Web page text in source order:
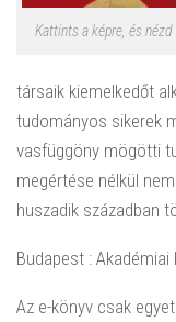
Kattints a képre, és
társaik kiemelkedőt
tudományos sikerek
vasfüggöny mögötti
megértése nélkül
huszadik században
Budapest : Akadémiai
Az e-könyv csak